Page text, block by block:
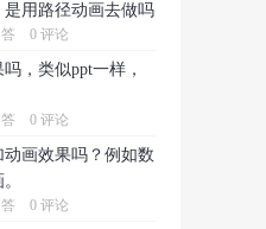
用路径动画去做吗
0 评论
，类似ppt一样，
0 评论
画效果吗？例如数
0 评论